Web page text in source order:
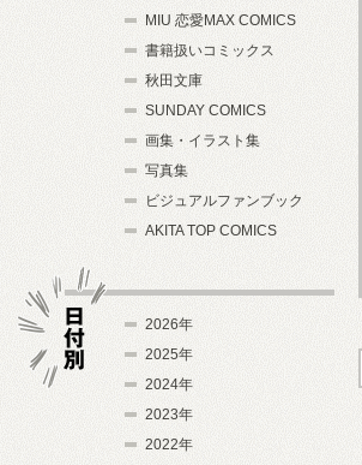
MIU 恋愛MAX COMICS
書籍扱いコミックス
秋田文庫
SUNDAY COMICS
画集・イラスト集
写真集
ビジュアルファンブック
AKITA TOP COMICS
2026年
2025年
2024年
2023年
2022年